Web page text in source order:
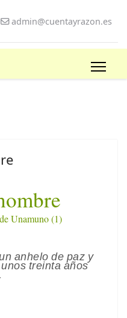
admin@cuentayrazon.es
Unamuno (1)
anhelo de paz y
treinta años